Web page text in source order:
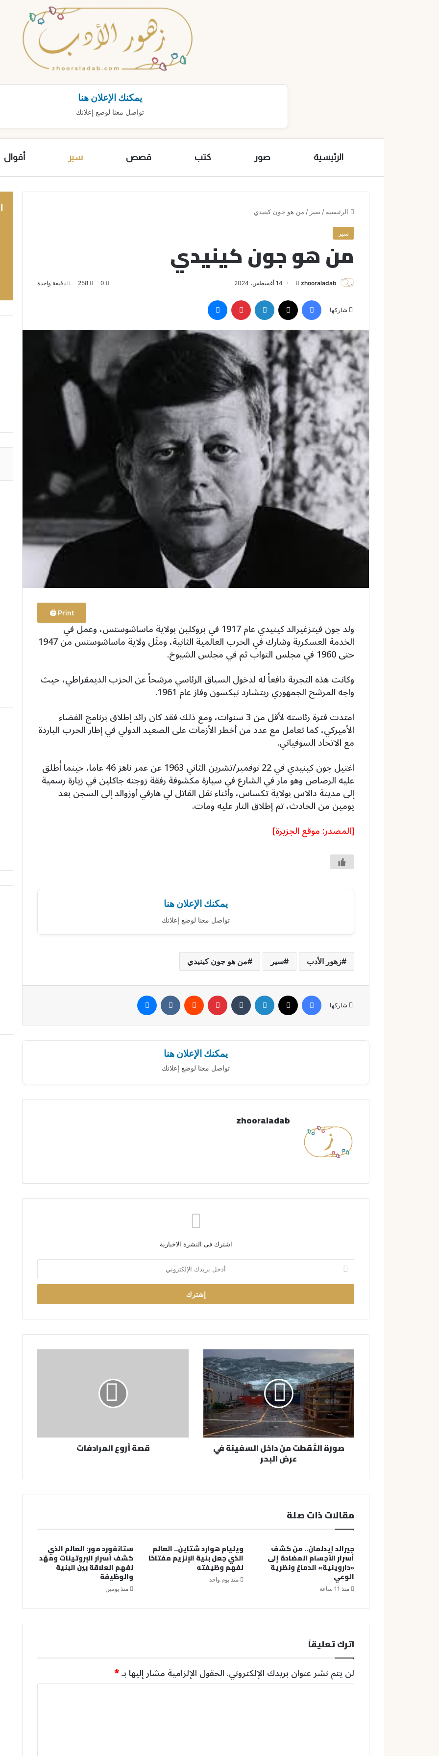
يمكنك الإعلان هنا
تواصل معنا لوضع إعلانك
الرئيسية صور كتب قصص سير أقوال
الرئيسية / سير / من هو جون كينيدي
سير
من هو جون كينيدي
zhooraladab
س
ل
ب
ر
ا
إ
ل
ك
ت
ر
و
ن
ا
14 أغسطس، 2024 0
258 دقيقة واحدة
شاركها
Print 🖨
ولد جون فيتزغيرالد كينيدي عام 1917 في بروكلين بولاية ماساشوستس، وعمل في
الخدمة العسكرية وشارك في الحرب العالمية الثانية، ومثّل ولاية ماساشوستس من 1947
حتى 1960 في مجلس النواب ثم في مجلس الشيوخ.
وكانت هذه التجربة دافعاً له لدخول السباق الرئاسي مرشحاً عن الحزب الديمقراطي، حيث
واجه المرشح الجمهوري ريتشارد نيكسون وفاز عام 1961.
امتدت فترة رئاسته لأقل من 3 سنوات، ومع ذلك فقد كان رائد إطلاق برنامج الفضاء
الأميركي، كما تعامل مع عدد من أخطر الأزمات على الصعيد الدولي في إطار الحرب الباردة
مع الاتحاد السوفياتي.
اغتيل جون كينيدي في 22 نوفمبر/تشرين الثاني 1963 عن عمر ناهز 46 عاما، حينما أُطلق
عليه الرصاص وهو مار في الشارع في سيارة مكشوفة رفقة زوجته جاكلين في زيارة رسمية
إلى مدينة دالاس بولاية تكساس، وأثناء نقل القاتل لي هارفي أوزوالد إلى السجن بعد
يومين من الحادث، تم إطلاق النار عليه ومات.
[المصدر: موقع الجزيرة]
يمكنك الإعلان هنا
تواصل معنا لوضع إعلانك
زهور الأدب سير من هو جون كينيدي
شاركها
يمكنك الإعلان هنا
تواصل معنا لوضع إعلانك
zhooraladab
اشترك فى النشرة الاخبارية
خ
ب
د
ل
إ
ر
ن
صورة التُقطت من داخل السفينة في
عرض البحر
قصة أروع المرادفات
مقالات ذات صلة
جيرالد إيدلمان.. من كشف
أسرار الأجسام المضادة إلى
«داروينية» الدماغ ونظرية
الوعي
منذ 11 ساعة
ويليام هوارد شتاين.. العالم
الذي جعل بنية الإنزيم مفتاحًا
لفهم وظيفته
منذ يوم واحد
ستانفورد مور: العالم الذي
كشف أسرار البروتينات ومهّد
لفهم العلاقة بين البنية
والوظيفة
منذ يومين
اترك تعليقاً
لن يتم نشر عنوان بريدك الإلكتروني.الحقول الإلزامية مشار إليها بـ*